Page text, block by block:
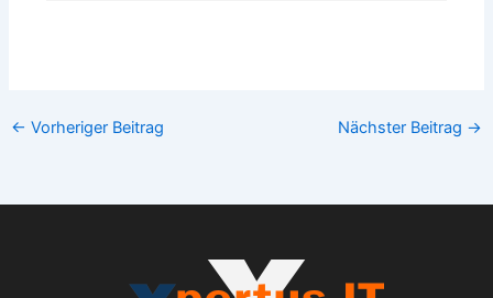
← Vorheriger Beitrag Nächster Beitrag →